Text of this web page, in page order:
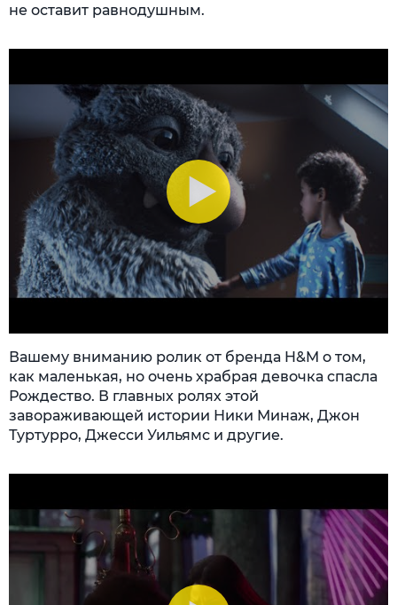
не оставит равнодушным.
Вашему вниманию ролик от бренда H&M о том,
как маленькая, но очень храбрая девочка спасла
Рождество. В главных ролях этой
завораживающей истории Ники Минаж, Джон
Туртурро, Джесси Уильямс и другие.